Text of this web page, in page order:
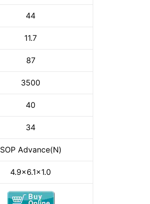
44
11.7
87
3500
40
34
SOP Advance(N)
4.9×6.1×1.0